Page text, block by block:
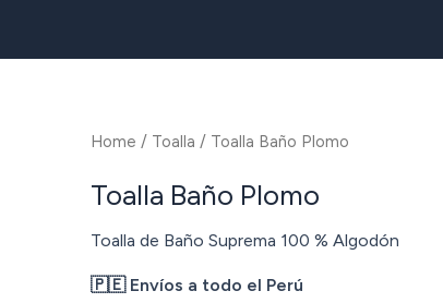
Home / Toalla / Toalla Baño Plomo
Toalla Baño Plomo
Toalla de Baño Suprema 100 % Algodón
🇵🇪 Envíos a todo el Perú